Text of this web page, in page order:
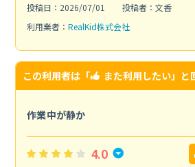
投稿日：2026/07/01
投稿者：文香
利用業者： RealKid株式会社
この利用者は「 また利用したい」と
作業中が静か
4.0